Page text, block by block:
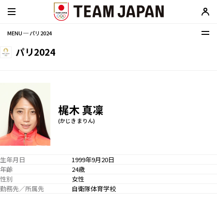
MENU ─ パリ2024
パリ2024
梶木 真凜
(かじき まりん)
生年月日
1999年9月20日
年齢
24歳
性別
女性
勤務先／所属先
自衛隊体育学校